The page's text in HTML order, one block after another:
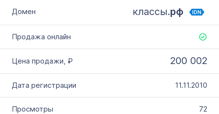
классы.рф IDN
200 002
11.11.2010
72